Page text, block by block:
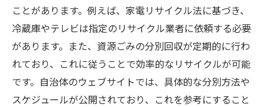
ことがあります。例えば、家電リサイクル法に基づき、
冷蔵庫やテレビは指定のリサイクル業者に依頼する必要
があります。また、資源ごみの分別回収が定期的に行わ
れており、これに従うことで効率的なリサイクルが可能
です。自治体のウェブサイトでは、具体的な分別方法や
スケジュールが公開されており、これを参考にすること